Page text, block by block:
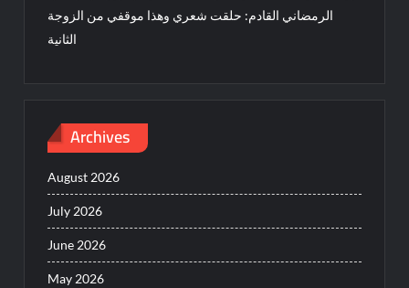
الرمضاني القادم: حلقت شعري وهذا موقفي من الزوجة
الثانية
Archives
August 2026
July 2026
June 2026
May 2026